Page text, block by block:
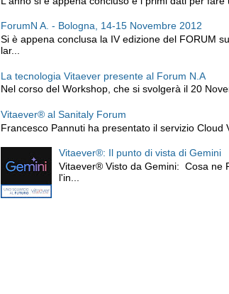
ForumN A. - Bologna, 14-15 Novembre 2012
Si è appena conclusa la IV edizione del FORUM
lar...
La tecnologia Vitaever presente al Forum N.A
Nel corso del Workshop, che si svolgerà il 20
Vitaever® al Sanitaly Forum
Francesco Pannuti ha presentato il servizio Cloud
Vitaever®: Il punto di vista di Gemini
Vitaever® Visto da Gemini: Cosa ne
l'in...